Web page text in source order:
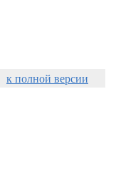
к полной версии